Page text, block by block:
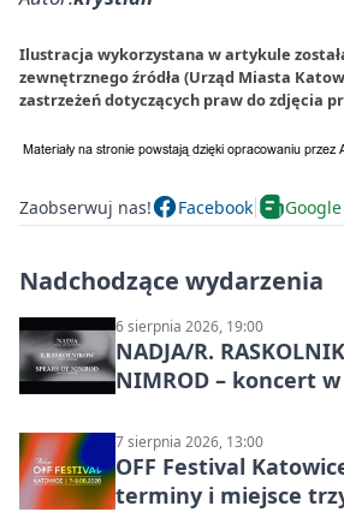
Ilustracja wykorzystana w artykule
zewnętrznego źródła (Urząd Miasta
zastrzeżeń dotyczących praw do zdjęcia
Zaobserwuj nas! Facebook
Nadchodzące wydarzenia
6 sierpnia 2026, 19:00
NADJA/R.
NIMROD – koncert
7 sierpnia 2026, 13:00
OFF Festival
terminy i miejsce